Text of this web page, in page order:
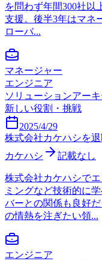
を問わず年間300社以
支援。後半3年はマネ
ローバ...
マネージャー
エンジニア
ソリューションアーキ
新しい役割・挑戦
2025/4/29
株式会社カケハシを退
カケハシ
記載なし
株式会社カケハシで
ミングなど技術的に
バーとの関係も良好
の情熱を注ぎたい領...
エンジニア